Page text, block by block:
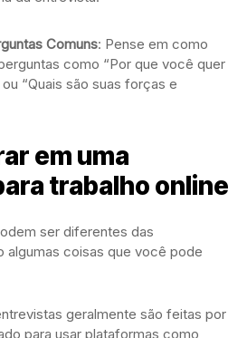
Comuns: Pense em como
como “Por que você quer
“Quais são suas forças e
em uma
trabalho online
ser diferentes das
algumas coisas que você pode
geralmente são feitas por
para usar plataformas como